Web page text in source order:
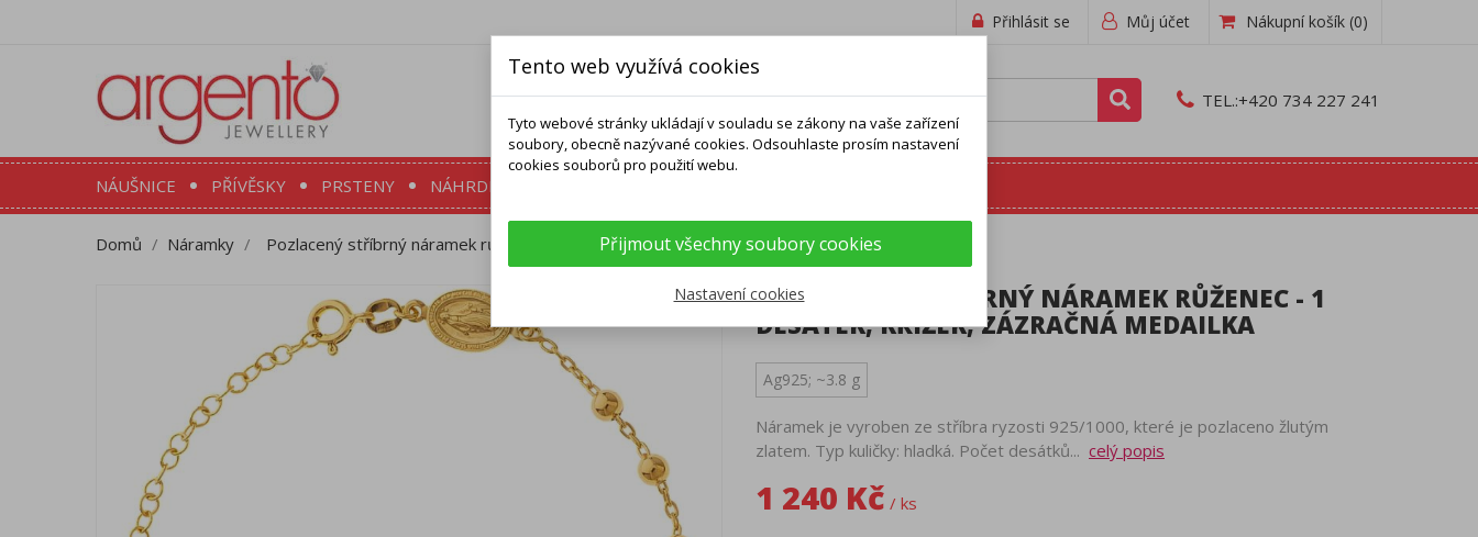
Můj účet
Přihlásit se Nákupní košík (0)
TEL.:+420 734 227 241
NÁUŠNICE PŘÍVĚSKY PRSTENY NÁHRDELNÍKY
Domů Náramky Pozlacený stříbrný náramek růženec - 1 desátek, křížek, Zázračná medailka
POZLACENÝ STŘÍBRNÝ NÁRAMEK RŮŽENEC - 1
DESÁTEK, KŘÍŽEK, ZÁZRAČNÁ MEDAILKA
Ag925; ~3.8 g
Náramek je vyroben ze stříbra ryzosti 925/1000, které je pozlaceno žlutým
zlatem. Typ kuličky: hladká. Počet desátků... celý popis
1 240 Kč / ks
Tento web využívá cookies
Tyto webové stránky ukládají v souladu se zákony na vaše zařízení
soubory, obecně nazývané cookies. Odsouhlaste prosím nastavení
cookies souborů pro použití webu.
Přijmout všechny soubory cookies
Nastavení cookies